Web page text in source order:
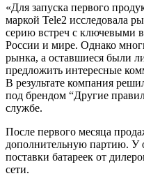
«Для запуска первого
маркой Tele2 исследовала
серию встреч с ключевыми
России и мире. Однако
рынка, а оставшиеся были
предложить интересные
В результате компания
под брендом “Другие
службе.
После первого месяца
дополнительную партию. У
поставки батареек от
сети.